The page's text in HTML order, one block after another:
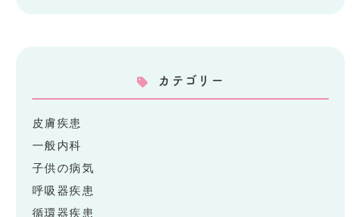
カテゴリー
皮膚疾患
一般内科
子供の病気
呼吸器疾患
循環器疾患